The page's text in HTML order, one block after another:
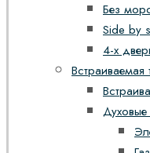
Без
Side by
4-х
Встраиваемая